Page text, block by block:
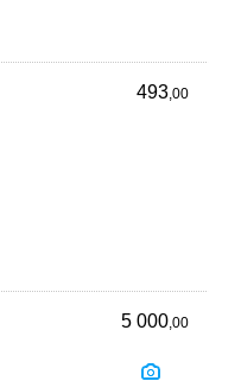
493,00
5 000,00